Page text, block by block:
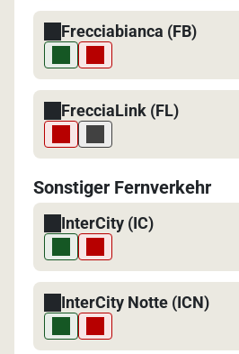
Frecciabianca (FB)
FrecciaLink (FL)
Sonstiger Fernverkehr
InterCity (IC)
InterCity Notte (ICN)